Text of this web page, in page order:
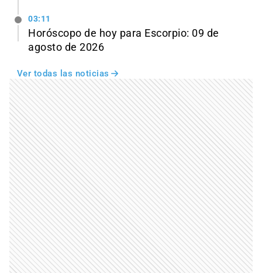
03:11
Horóscopo de hoy para Escorpio: 09 de
agosto de 2026
Ver todas las noticias